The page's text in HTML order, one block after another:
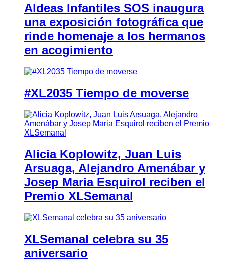
Aldeas Infantiles SOS inaugura
una exposición fotográfica que
rinde homenaje a los hermanos
en acogimiento
#XL2035 Tiempo de moverse
Alicia Koplowitz, Juan Luis
Arsuaga, Alejandro Amenábar y
Josep Maria Esquirol reciben el
Premio XLSemanal
XLSemanal celebra su 35
aniversario